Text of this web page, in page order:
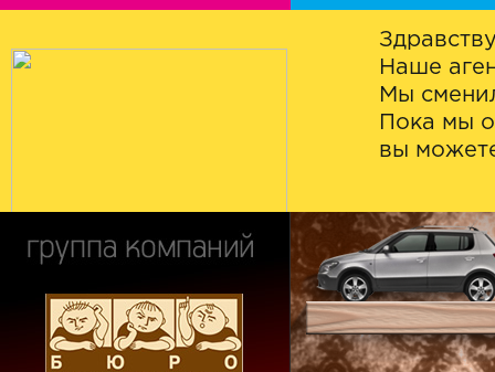
Наше
Мы
Пока мы
вы